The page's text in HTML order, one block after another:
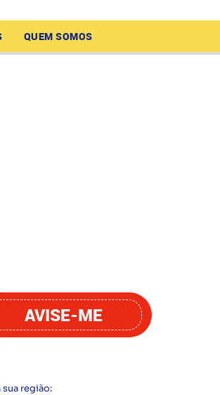
QUEM SOMOS
AVISE-ME
região: